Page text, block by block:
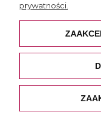
prywatności.